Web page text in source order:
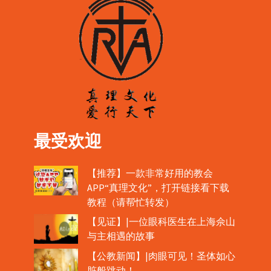
最受欢迎
【推荐】一款非常好用的教会
APP“真理文化”，打开链接看下载
教程（请帮忙转发）
【见证】|一位眼科医生在上海佘山
与主相遇的故事
【公教新闻】|肉眼可见！圣体如心